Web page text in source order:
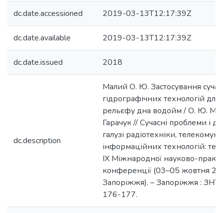
dc.date.accessioned 2019-03-13T12:17:39Z
dc.date.available 2019-03-13T12:17:39Z
dc.date.issued 2018
dc.description
Малий О. Ю. Застосування
гідрографічних технологій
рельєфу дна водойм / О. Ю.
Гарачук // Сучасні проблеми і
галузі радіотехніки,
інформаційних технологій:
ІХ Міжнародної науково-
конференції (03–05 жовтня
Запоріжжя). – Запоріжжя :
176-177.